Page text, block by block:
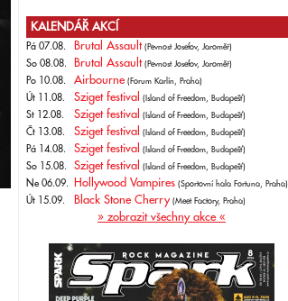
KALENDÁŘ AKCÍ
Pá 07.08. Brutal Assault (Pevnost Josefov, Jaroměř)
So 08.08. Brutal Assault (Pevnost Josefov, Jaroměř)
Po 10.08. Airbourne (Forum Karlín, Praha)
Út 11.08. Sziget festival (Island of Freedom, Budapešť)
St 12.08. Sziget festival (Island of Freedom, Budapešť)
Čt 13.08. Sziget festival (Island of Freedom, Budapešť)
Pá 14.08. Sziget festival (Island of Freedom, Budapešť)
So 15.08. Sziget festival (Island of Freedom, Budapešť)
Ne 06.09. Hollywood Vampires (Sportovní hala Fortuna, Praha)
Út 15.09. Black Stone Cherry (Meet Factory, Praha)
» zobrazit všechny akce «